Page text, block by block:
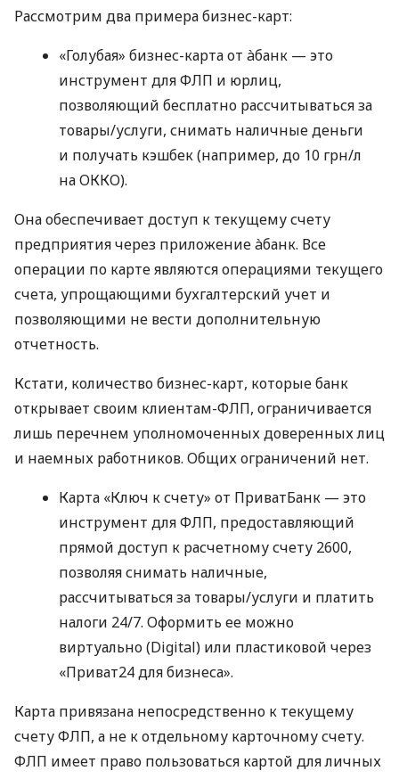
Рассмотрим два примера бизнес-карт:
«Голубая» бизнес-карта от àбанк — это
инструмент для ФЛП и юрлиц,
позволяющий бесплатно рассчитываться за
товары/услуги, снимать наличные деньги
и получать кэшбек (например, до 10 грн/л
на ОККО).
Она обеспечивает доступ к текущему счету
предприятия через приложение àбанк. Все
операции по карте являются операциями текущего
счета, упрощающими бухгалтерский учет и
позволяющими не вести дополнительную
отчетность.
Кстати, количество бизнес-карт, которые банк
открывает своим клиентам-ФЛП, ограничивается
лишь перечнем уполномоченных доверенных лиц
и наемных работников. Общих ограничений нет.
Карта «Ключ к счету» от ПриватБанк — это
инструмент для ФЛП, предоставляющий
прямой доступ к расчетному счету 2600,
позволяя снимать наличные,
рассчитываться за товары/услуги и платить
налоги 24/7. Оформить ее можно
виртуально (Digital) или пластиковой через
«Приват24 для бизнеса».
Карта привязана непосредственно к текущему
счету ФЛП, а не к отдельному карточному счету.
ФЛП имеет право пользоваться картой для личных